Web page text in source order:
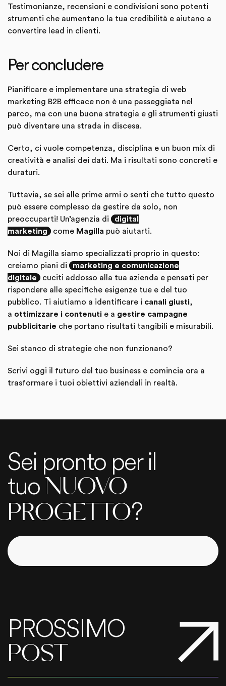
Testimonianze, recensioni e condivisioni sono potenti
strumenti che aumentano la tua credibilità e aiutano a
convertire lead in clienti.
Per concludere
Pianificare e implementare una strategia di web
marketing B2B efficace non è una passeggiata nel
parco, ma con una buona strategia e gli strumenti giusti
può diventare una strada in discesa.
Certo, ci vuole competenza, disciplina e un buon mix di
creatività e analisi dei dati. Ma i risultati sono concreti e
duraturi.
Tuttavia, se sei alle prime armi o senti che tutto questo
può essere complesso da gestire da solo, non
preoccuparti! Un’agenzia di
digital
marketing
come Magilla può aiutarti.
Noi di Magilla siamo specializzati proprio in questo:
creiamo piani di
marketing e comunicazione
digitale
cuciti addosso alla tua azienda e pensati per
rispondere alle specifiche esigenze tue e del tuo
pubblico. Ti aiutiamo a identificare i canali giusti,
a ottimizzare i contenuti e a gestire campagne
pubblicitarie che portano risultati tangibili e misurabili.
Sei stanco di strategie che non funzionano?
Scrivi oggi il futuro del tuo business e comincia ora a
trasformare i tuoi obiettivi aziendali in realtà.
Sei pronto per il
tuoNUOVO
PROGETTO?
PROSSIMO
POST